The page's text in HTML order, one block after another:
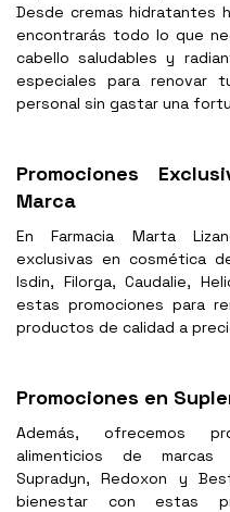
Desde cremas hidratantes
encontrarás todo lo que
cabello saludables y
especiales para renovar
personal sin gastar una
Promociones
Marca
En Farmacia Marta
exclusivas en cosmética
Isdin, Filorga, Caudalie,
estas promociones para
productos de calidad a
Promociones en
Además, ofrecemos
alimenticios de marcas
Supradyn, Redoxon y
bienestar con estas